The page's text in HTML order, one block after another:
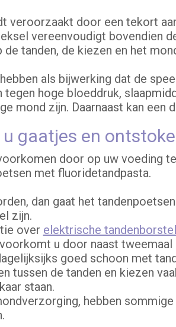
veroorzaakt door een tekort
vereenvoudigt bovendien
de tanden, de kiezen en het
als bijwerking dat de
hoge bloeddruk,
mond zijn. Daarnaast kan
gaatjes en
door op uw voeding
met fluoridetandpasta.
dan gaat het
zijn.
over elektrische
u door naast
goed schoon met
tussen de tanden en kiezen
staan.
hebben